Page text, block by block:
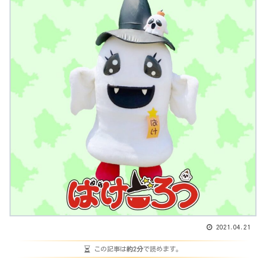
2021.04.21
この記事は約2分で読めます。